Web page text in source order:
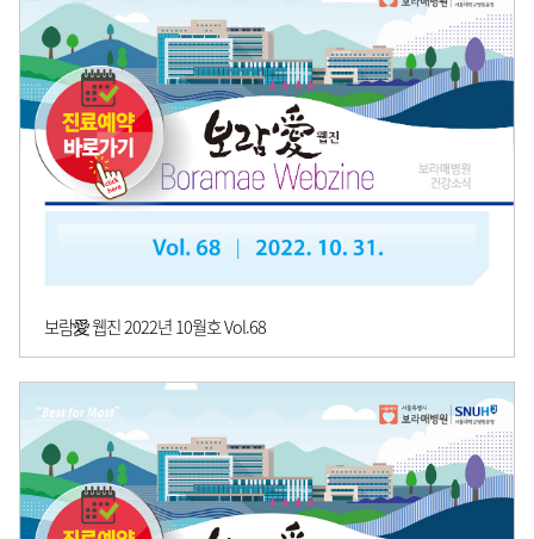
보람愛 웹진 2022년 10월호 Vol.68